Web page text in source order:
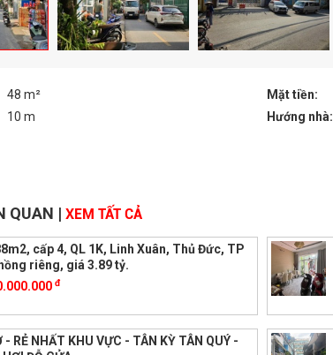
48 m² Mặt tiền:
10 m Hướng nhà:
QUAN | XEM TẤT CẢ
cấp 4, QL 1K, Linh Xuân, Thủ Đức, TP
riêng, giá 3.89 tỷ.
đ
- RẺ NHẤT KHU VỰC - TÂN KỲ TÂN QUÝ -